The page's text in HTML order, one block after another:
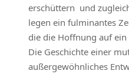
erschüttern und
legen ein fulminantes
die die Hoffnung auf ein
Die Geschichte einer
außergewöhnliches